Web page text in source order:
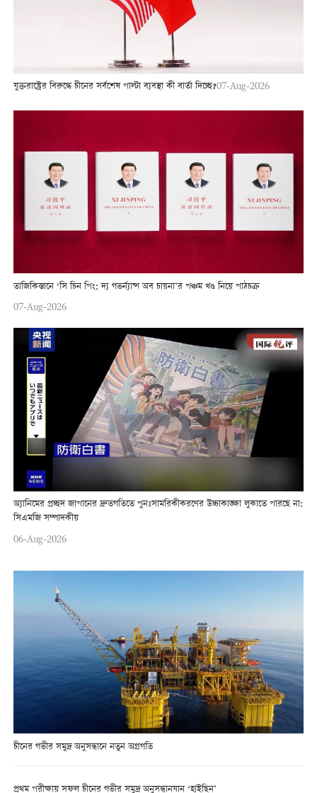
যুক্তরাষ্ট্রের বিরুদ্ধে চীনের সর্বশেষ পাল্টা ব্যবস্থা কী বার্তা দিচ্ছে?07-Aug-2026
তাজিকিস্তানে ‘সি চিন পিং: দ্য গভর্ন্যান্স অব চায়না’র পঞ্চম খণ্ড নিয়ে পাঠচক্র
07-Aug-2026
অ্যানিমের প্রচ্ছদ জাপানের দ্রুতগতিতে পুনঃসামরিকীকরণের উচ্চাকাঙ্ক্ষা লুকাতে পারছে না:
সিএমজি সম্পাদকীয়
06-Aug-2026
চীনের গভীর সমুদ্র অনুসন্ধানে নতুন অগ্রগতি
প্রথম পরীক্ষায় সফল চীনের গভীর সমুদ্র অনুসন্ধানযান ‘হাইছিন’